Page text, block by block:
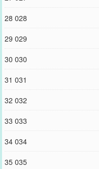
28 028
29 029
30 030
31 031
32 032
33 033
34 034
35 035